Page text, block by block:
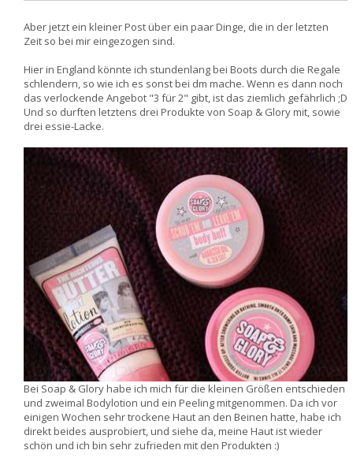
Aber jetzt ein kleiner Post über ein paar Dinge, die in der letzten
Zeit so bei mir eingezogen sind.
Hier in England könnte ich stundenlang bei Boots durch die Regale
schlendern, so wie ich es sonst bei dm mache. Wenn es dann noch
das verlockende Angebot "3 für 2" gibt, ist das ziemlich gefährlich ;D
Und so durften letztens drei Produkte von Soap & Glory mit, sowie
drei essie-Lacke.
Bei Soap & Glory habe ich mich für die kleinen Größen entschieden
und zweimal Bodylotion und ein Peeling mitgenommen. Da ich vor
einigen Wochen sehr trockene Haut an den Beinen hatte, habe ich
direkt beides ausprobiert, und siehe da, meine Haut ist wieder
schön und ich bin sehr zufrieden mit den Produkten :)